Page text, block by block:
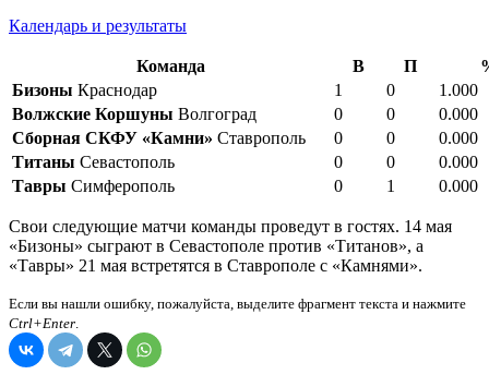
Календарь и результаты
Команда В П
Бизоны Краснодар 1 0
1.000
Волжские Коршуны Волгоград 0 0
0.000
Сборная СКФУ «Камни» Ставрополь 0 0
0.000
Титаны Севастополь 0 0
0.000
Тавры Симферополь 0 1 0.000
Свои следующие матчи команды проведут в гостях. 14 мая
«Бизоны» сыграют в Севастополе против «Титанов», а
«Тавры» 21 мая встретятся в Ставрополе с «Камнями».
Если вы нашли ошибку, пожалуйста, выделите фрагмент текста и нажмите
Ctrl+Enter.